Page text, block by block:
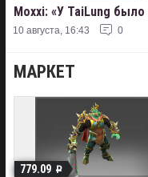
Moxxi: «У TaiLung
10 августа, 16:43 0
МАРКЕТ
779.09